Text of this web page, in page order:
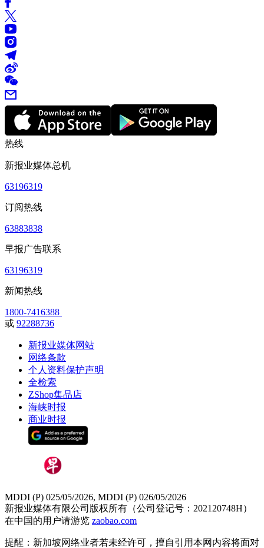
热线
新报业媒体总机
63196319
订阅热线
63883838
早报广告联系
63196319
新闻热线
1800-7416388
或 92288736
新报业媒体网站
网络条款
个人资料保护声明
全检索
ZShop集品店
海峡时报
商业时报
MDDI (P) 025/05/2026, MDDI (P) 026/05/2026
新报业媒体有限公司版权所有（公司登记号：202120748H）
在中国的用户请游览 zaobao.com
提醒：新加坡网络业者若未经许可，擅自引用本网内容将面对